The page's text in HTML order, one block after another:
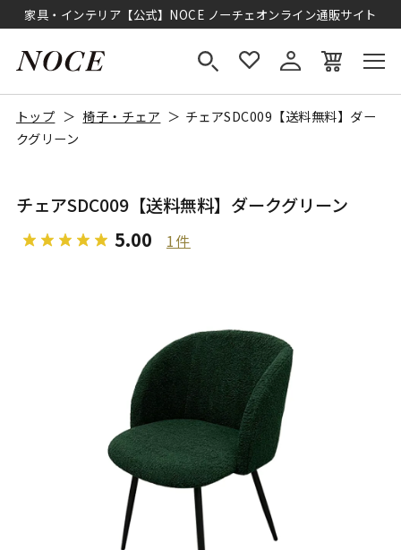
家具・インテリア【公式】NOCE ノーチェオンライン通販サイト
トップ 椅子・チェア
チェアSDC009【送料無料】ダー
クグリーン
チェアSDC009【送料無料】ダークグリーン
5.00 1件